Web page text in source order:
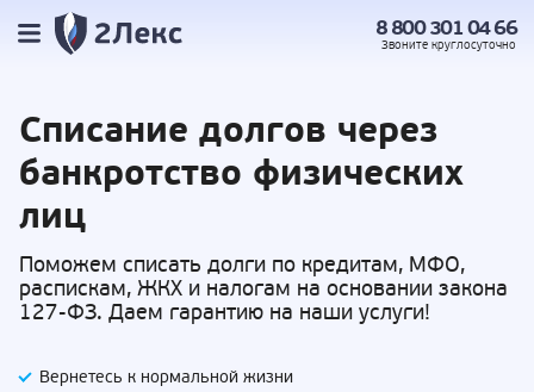
8 800 301 04 66
Звоните круглосуточно
Списание долгов через
банкротство физических
лиц
Поможем списать долги по кредитам, МФО,
распискам, ЖКХ и налогам на основании закона
127-ФЗ. Даем гарантию на наши услуги!
Вернетесь к нормальной жизни